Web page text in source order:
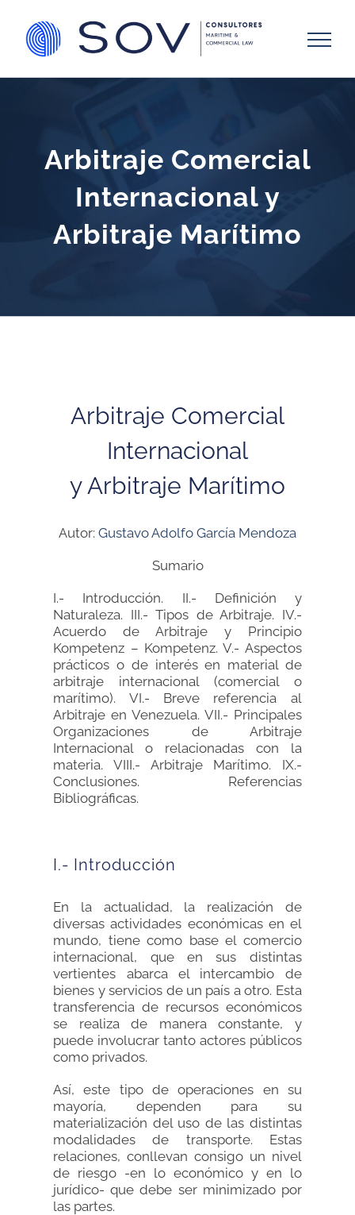
content
Arbitraje Comercial
Internacional y
Arbitraje Marítimo
Arbitraje Comercial
Internacional
y Arbitraje Marítimo
Autor: Gustavo Adolfo García Mendoza
Sumario
I.- Introducción. II.- Definición y
Naturaleza. III.- Tipos de Arbitraje. IV.-
Acuerdo de Arbitraje y Principio
Kompetenz – Kompetenz. V.- Aspectos
prácticos o de interés en material de
arbitraje internacional (comercial o
marítimo). VI.- Breve referencia al
Arbitraje en Venezuela. VII.- Principales
Organizaciones de Arbitraje
Internacional o relacionadas con la
materia. VIII.- Arbitraje Marítimo. IX.-
Conclusiones. Referencias
Bibliográficas.
I.- Introducción
En la actualidad, la realización de
diversas actividades económicas en el
mundo, tiene como base el comercio
internacional, que en sus distintas
vertientes abarca el intercambio de
bienes y servicios de un país a otro. Esta
transferencia de recursos económicos
se realiza de manera constante, y
puede involucrar tanto actores públicos
como privados.
Así, este tipo de operaciones en su
mayoría, dependen para su
materialización del uso de las distintas
modalidades de transporte. Estas
relaciones, conllevan consigo un nivel
de riesgo -en lo económico y en lo
jurídico- que debe ser minimizado por
las partes.